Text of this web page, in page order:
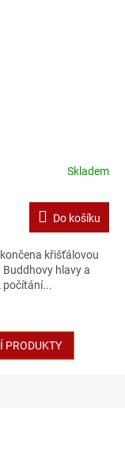
Skladem
Do košíku
křišťálovou
hlavy a
počítání...
PRODUKTY